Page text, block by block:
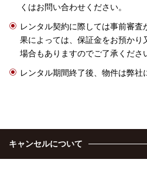
くはお問い合わせください。
レンタル契約に際しては事前審
果によっては、保証金をお預かり
場合もありますのでご了承くださ
レンタル期間終了後、物件は弊社
キャンセルについて